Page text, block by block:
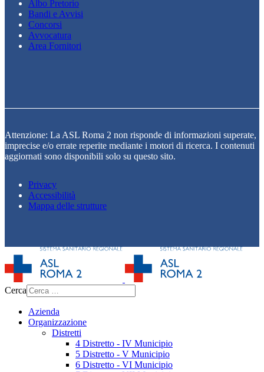
Albo Pretorio
Bandi e Avvisi
Concorsi
Avvocatura
Area Fornitori
Attenzione: La ASL Roma 2 non risponde di informazioni superate,
imprecise e/o errate reperite mediante i motori di ricerca. I contenuti
aggiornati sono disponibili solo su questo sito.
Privacy
Accessibilità
Mappa delle strutture
Cerca
Azienda
Organizzazione
Distretti
4 Distretto - IV Municipio
5 Distretto - V Municipio
6 Distretto - VI Municipio